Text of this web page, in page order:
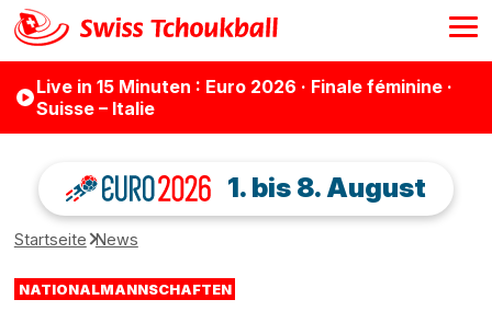
Live in 15 Minuten : Euro 2026 · Finale féminine ·
Suisse – Italie
1. bis 8. August
Startseite News
NATIONALMANNSCHAFTEN